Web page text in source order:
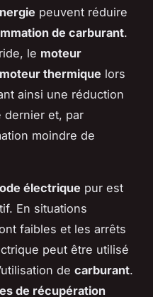
peuvent réduire
de carburant.
le moteur
moteur thermique lors
ainsi une réduction
dernier et, par
moindre de
électrique pur est
En situations
faibles et les arrêts
peut être utilisé
de carburant.
de récupération